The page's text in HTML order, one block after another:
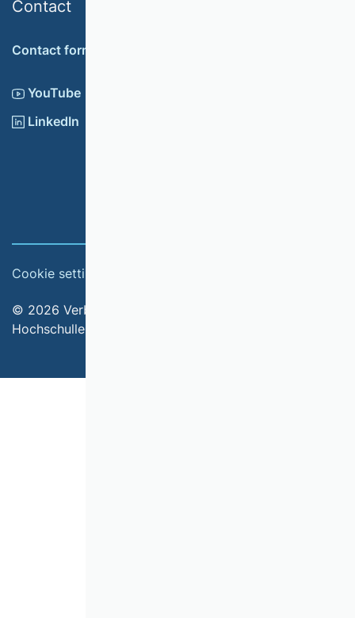
Contact
Contact form
YouTube
LinkedIn
Cookie settings
© 2026 Verband der Hochschullehrerinnen und
Hochschullehrer für Betriebswirtschaft e.V.